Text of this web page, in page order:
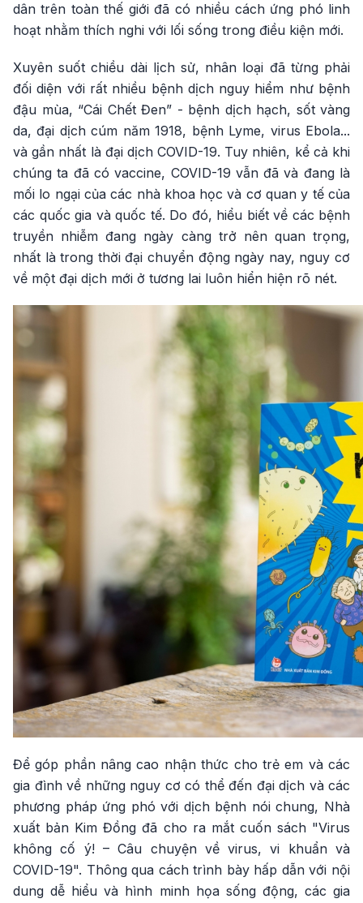
dân trên toàn thế giới đã có nhiều cách ứng phó linh
hoạt nhằm thích nghi với lối sống trong điều kiện mới.
Xuyên suốt chiều dài lịch sử, nhân loại đã từng phải
đối diện với rất nhiều bệnh dịch nguy hiểm như bệnh
đậu mùa, “Cái Chết Đen” - bệnh dịch hạch, sốt vàng
da, đại dịch cúm năm 1918, bệnh Lyme, virus Ebola...
và gần nhất là đại dịch COVID-19. Tuy nhiên, kể cả khi
chúng ta đã có vaccine, COVID-19 vẫn đã và đang là
mối lo ngại của các nhà khoa học và cơ quan y tế của
các quốc gia và quốc tế. Do đó, hiểu biết về các bệnh
truyền nhiễm đang ngày càng trở nên quan trọng,
nhất là trong thời đại chuyển động ngày nay, nguy cơ
về một đại dịch mới ở tương lai luôn hiển hiện rõ nét.
Để góp phần nâng cao nhận thức cho trẻ em và các
gia đình về những nguy cơ có thể đến đại dịch và các
phương pháp ứng phó với dịch bệnh nói chung, Nhà
xuất bản Kim Đồng đã cho ra mắt cuốn sách "Virus
không cố ý! – Câu chuyện về virus, vi khuẩn và
COVID-19". Thông qua cách trình bày hấp dẫn với nội
dung dễ hiểu và hình minh họa sống động, các gia